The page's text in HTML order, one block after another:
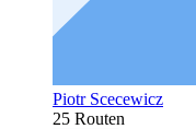
Piotr Scecewicz
25 Routen